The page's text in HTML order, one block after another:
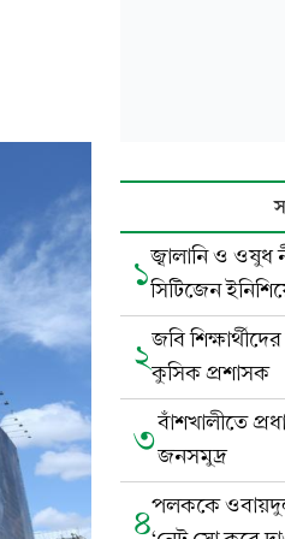
১জ্বালানি ও ওষুধ
সিটিজেন
২জবি
কুসিক প্রশাসক
৩বাঁশখালীতে
জনসমুদ্র
৪পলককে